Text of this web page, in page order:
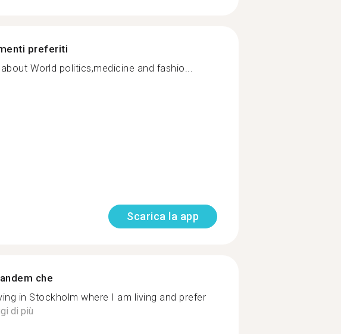
preferiti
World politics,medicine and fashio...
Scarica la app
che
in Stockholm where I am living and prefer
di più